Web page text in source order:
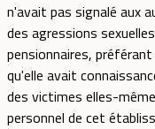
n'avait pas signalé aux
des agressions
pensionnaires,
qu'elle avait
des victimes elles-
personnel de cet